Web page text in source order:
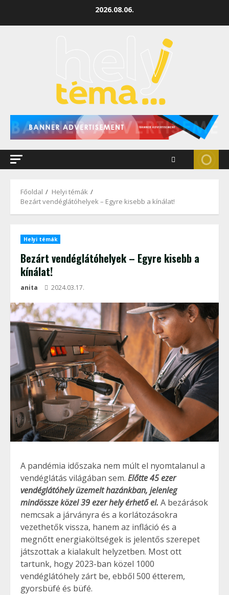
2026.08.06.
Főoldal
Helyi témák
Bezárt vendéglátóhelyek – Egyre kisebb a kínálat!
Helyi témák
Bezárt vendéglátóhelyek – Egyre kisebb a
kínálat!
anita 2024.03.17.
A pandémia időszaka nem múlt el nyomtalanul a
vendéglátás világában sem. Előtte 45 ezer
vendéglátóhely üzemelt hazánkban, jelenleg
mindössze közel 39 ezer hely érhető el. A bezárások
nemcsak a járványra és a korlátozásokra
vezethetők vissza, hanem az infláció és a
megnőtt energiaköltségek is jelentős szerepet
játszottak a kialakult helyzetben. Most ott
tartunk, hogy 2023-ban közel 1000
vendéglátóhely zárt be, ebből 500 étterem,
gyorsbüfé és büfé.